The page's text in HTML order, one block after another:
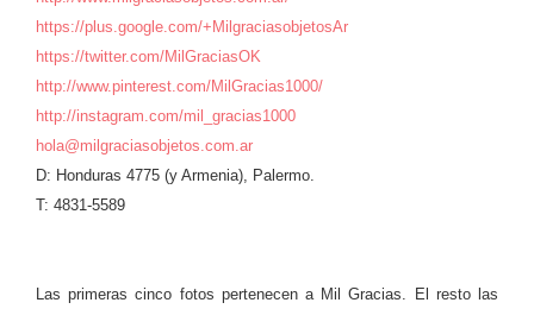
https://plus.google.com/+MilgraciasobjetosAr
https://twitter.com/MilGraciasOK
http://www.pinterest.com/MilGracias1000/
http://instagram.com/mil_gracias1000
hola@milgraciasobjetos.com.ar
D: Honduras 4775 (y Armenia), Palermo.
T: 4831-5589
Las primeras cinco fotos pertenecen a Mil Gracias. El resto las